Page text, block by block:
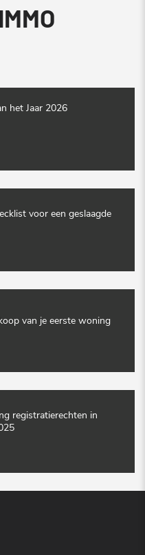
het Jaar 2026
voor een geslaagde
van je eerste woning
registratierechten in